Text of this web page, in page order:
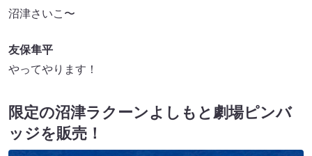
沼津さいこ〜
友保隼平
やってやります！
限定の沼津ラクーンよしもと劇場ピンバ
ッジを販売！